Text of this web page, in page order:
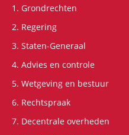
1. Grondrechten
2. Regering
3. Staten-Generaal
4. Advies en controle
5. Wetgeving en bestuur
6. Rechtspraak
7. Decentrale overheden